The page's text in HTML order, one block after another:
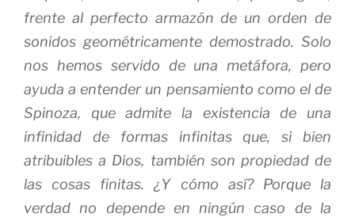
frente al perfecto armazón de un orden de
sonidos geométricamente demostrado. Solo
nos hemos servido de una metáfora, pero
ayuda a entender un pensamiento como el de
Spinoza, que admite la existencia de una
infinidad de formas infinitas que, si bien
atribuibles a Dios, también son propiedad de
las cosas finitas. ¿Y cómo así? Porque la
verdad no depende en ningún caso de la